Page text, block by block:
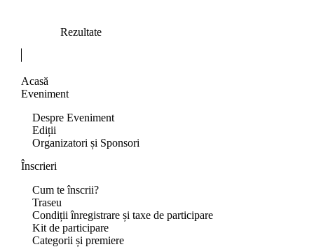
Rezultate
Acasă
Eveniment
Despre Eveniment
Ediții
Organizatori și Sponsori
Înscrieri
Cum te înscrii?
Traseu
Condiții înregistrare și taxe de participare
Kit de participare
Categorii și premiere